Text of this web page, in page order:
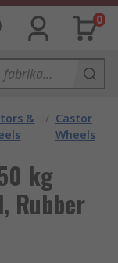
0
&
/ Castor
Wheels
kg
Rubber